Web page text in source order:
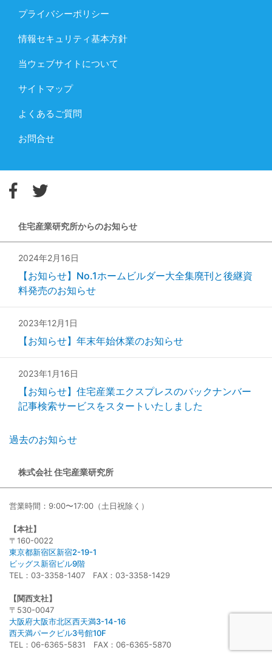
プライバシーポリシー
情報セキュリティ基本方針
当ウェブサイトについて
サイトマップ
よくあるご質問
お問合せ
住宅産業研究所からのお知らせ
2024年2月16日
【お知らせ】No.1ホームビルダー大全集廃刊と後継資
料発売のお知らせ
2023年12月1日
【お知らせ】年末年始休業のお知らせ
2023年1月16日
【お知らせ】住宅産業エクスプレスのバックナンバー
記事検索サービスをスタートいたしました
過去のお知らせ
株式会社 住宅産業研究所
営業時間：9:00〜17:00（土日祝除く）
【本社】
〒160-0022
東京都新宿区新宿2-19-1
ビッグス新宿ビル9階
TEL：03-3358-1407 FAX：03-3358-1429
【関西支社】
〒530-0047
大阪府大阪市北区西天満3-14-16
西天満パークビル3号館10F
TEL：06-6365-5831 FAX：06-6365-5870